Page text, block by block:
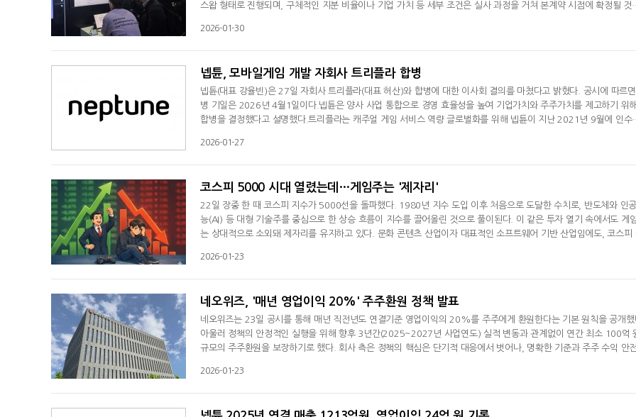
스왑 형태로 진행되며, 구체적인 지분 비율이나 기업 가치 등 세부 조건은 실사 과정을 거쳐 본계약 시점에 확정될 것
토리, 메일 등 다음의 핵심 서비스를 담당하고 있으며, 인수가 성사될 경우 업스테이지는 해당 법인의 경영권을 확보하
2026-01-30
넵튠, 모바일게임 개발 자회사 트리플라 합병
넵튠(대표 강율빈)은 27일 자회사 트리플라(대표 허산)와 합병에 대한 이사회 결의를 마쳤다고 밝혔다. 공시에 따르
병 기일은 2026년 4월1일이다.넵튠은 양사 사업 통합으로 경영 효율성을 높여 기업가치와 주주가치를 제고하기 위해
합병을 결정했다고 설명했다.트리플라는 캐주얼 게임 서비스 역량 글로벌화를 위해 넵튠이 지난 2021년 9월에 인수
칭한 '고양이 스낵바'가 출시 3개월여 만에 누적 1000만 다운로드를 넘어섰고 현재까지 누적 4500만 다운로드, 누적
2026-01-27
코스피 5000 시대 열렸는데…게임주는 '제자리'
22일 장중 한 때 코스피 지수가 5000선을 돌파했다. 1980년 지수 도입 이후 처음으로 도달한 수치로, 반도체와 인공
능(AI) 등 대형 기술주를 중심으로 한 상승 흐름이 지수를 끌어올린 것으로 풀이된다. 이 같은 투자 열기 속에서도 게
는 상대적으로 소외돼 제자리를 유지하고 있다. 문화 콘텐츠 산업이자 대표적인 소프트웨어 기반 산업임에도, 코스피
22일까지 약 22.5% 상승한 것과 달리, 같은 기간 주요 게임사 주가는 한 자릿수 상승에 그치거나 역성장했다.게임산
2026-01-23
네오위즈, '매년 영업이익 20%' 주주환원 정책 발표
네오위즈는 23일 공시를 통해 매년 직전년도 연결기준 영업이익의 20%를 주주에게 환원한다는 기본 원칙을 공개했
아울러 정책의 안정적인 실행을 위해 향후 3년간(2025~2027년 사업연도) 실적 변동과 관계없이 연간 최소 100억
규모의 주주환원을 보장하기로 했다. 회사 측은 정책의 핵심은 단기적 대응에서 벗어나, 명확한 기준과 주주 수익 안
원 중 50억 원은 자사주를 매입해 소각하고, 나머지 50억 원은 현금 배당을 실시한다. 영업이익의 20%가 100억 원
2026-01-23